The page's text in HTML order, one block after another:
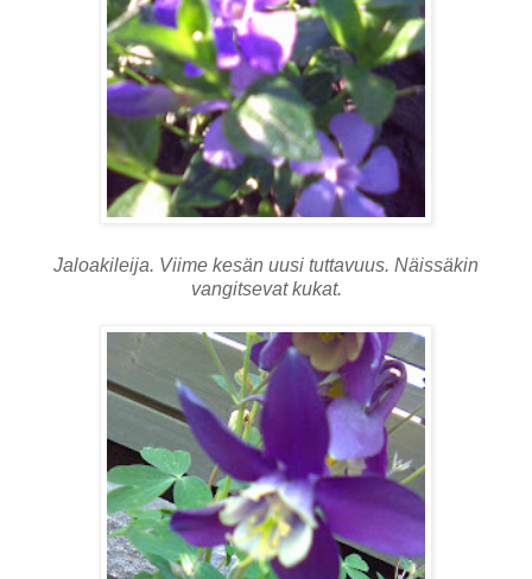
Jaloakileija. Viime kesän uusi tuttavuus. Näissäkin
vangitsevat kukat.